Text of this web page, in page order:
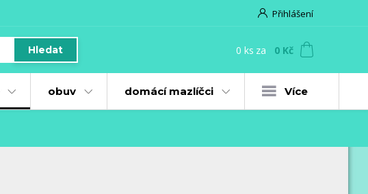
Přihlášení
Hledat 0 ks za 0 Kč
obuv domácí mazlíčci Více